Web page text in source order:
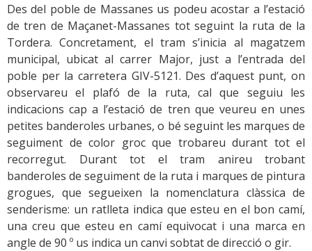
Des del poble de Massanes us podeu acostar a l’estació
de tren de Maçanet-Massanes tot seguint la ruta de la
Tordera. Concretament, el tram s’inicia al magatzem
municipal, ubicat al carrer Major, just a l’entrada del
poble per la carretera GIV-5121. Des d’aquest punt, on
observareu el plafó de la ruta, cal que seguiu les
indicacions cap a l’estació de tren que veureu en unes
petites banderoles urbanes, o bé seguint les marques de
seguiment de color groc que trobareu durant tot el
recorregut. Durant tot el tram anireu trobant
banderoles de seguiment de la ruta i marques de pintura
grogues, que segueixen la nomenclatura clàssica de
senderisme: un ratlleta indica que esteu en el bon camí,
una creu que esteu en camí equivocat i una marca en
angle de 90 º us indica un canvi sobtat de direcció o gir.